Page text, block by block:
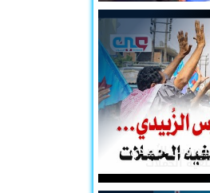
الزُبيدي...
الحملات